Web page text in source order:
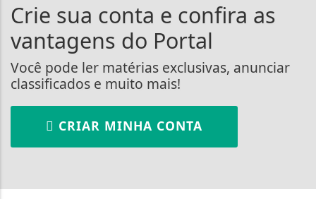
Crie sua conta e confira as
vantagens do Portal
Você pode ler matérias exclusivas, anunciar
classificados e muito mais!
CRIAR MINHA CONTA